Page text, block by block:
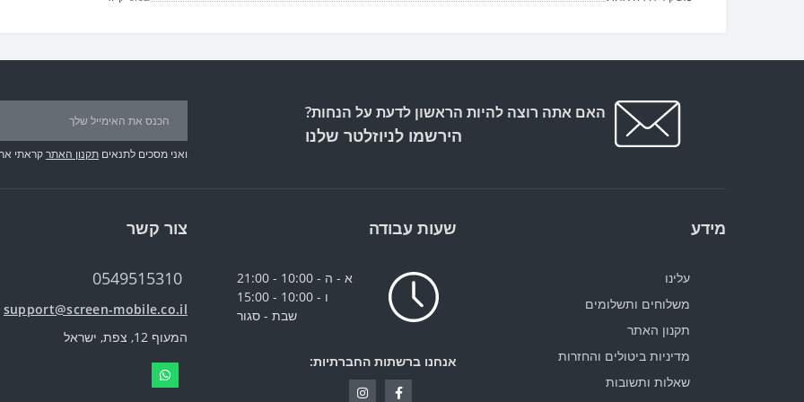
האם אתה רוצה להיות הראשון לדעת על הנחות?
הירשמו לניוזלטר שלנו
ואני מסכים לתנאים תקנון האתרקראתי
מידע
עלינו
משלוחים ותשלומים
תקנון האתר
מדיניות ביטולים והחזרות
שאלות ותשובות
שעות עבודה
א - ה - 10:00 - 21:00
ו - 10:00 - 15:00
שבת - סגור
אנחנו ברשתות החברתיות:
צור קשר
0549515310
support@screen-mobile.co.il
המעוף 12, צפת, ישראל